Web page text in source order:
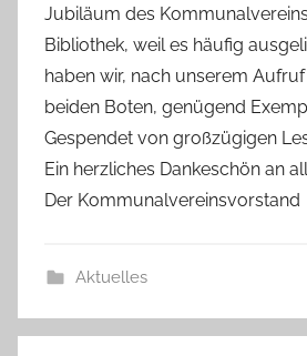
Jubiläum des
Bibliothek, weil es häufig
haben wir, nach unserem
beiden Boten, genügend
Gespendet von großzügigen
Ein herzliches Dankeschön an
Der Kommunalvereinsvorstand
Aktuelles